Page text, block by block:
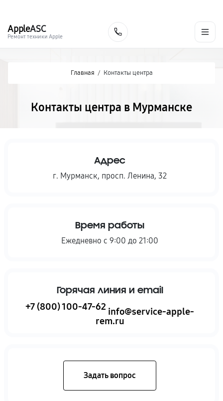
AppleASC
Ремонт техники Apple
Главная / Контакты центра
Контакты центра в Мурманске
Адрес
г. Мурманск, просп. Ленина, 32
Время работы
Ежедневно с 9:00 до 21:00
Горячая линия и email
+7 (800) 100-47-62 info@service-apple-
rem.ru
Задать вопрос